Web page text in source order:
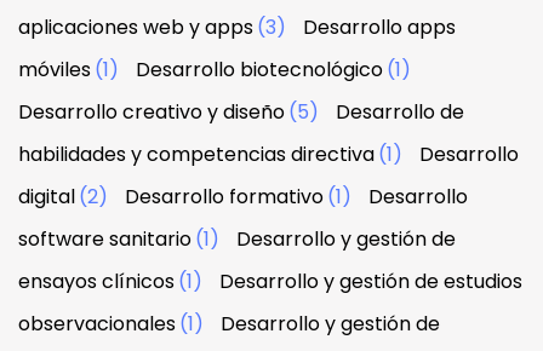
aplicaciones web y apps(3)
Desarrollo apps
móviles(1) Desarrollo biotecnológico(1)
Desarrollo creativo y diseño(5)
Desarrollo de
habilidades y competencias directiva(1)
Desarrollo
digital(2) Desarrollo formativo(1)
Desarrollo
software sanitario(1)
Desarrollo y gestión de
ensayos clínicos(1)
Desarrollo y gestión de estudios
observacionales(1)
Desarrollo y gestión de